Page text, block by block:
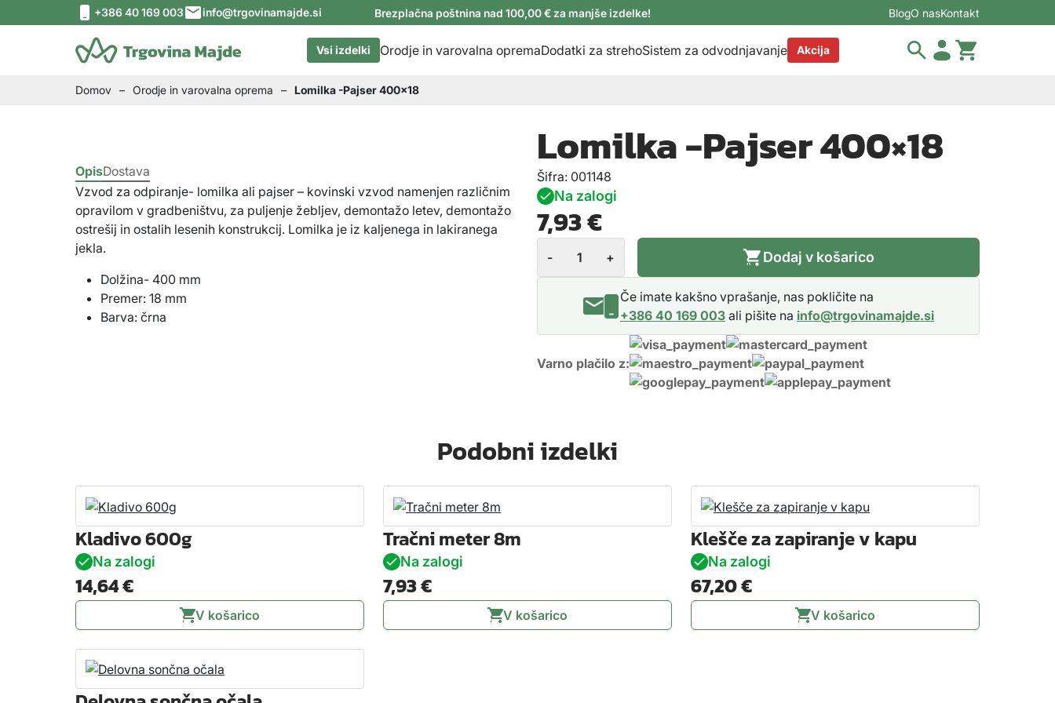
Skip to content +386 40 169 003 info@trgovinamajde.si Brezplačna poštnina nad 100,00 € za manjše izdelke! BlogO nasKontakt
Vsi izdelki Orodje in varovalna opremaDodatki za strehoSistem za odvodnjavanje Akcija
Domov – Orodje in varovalna oprema – Lomilka -Pajser 400×18
OpisDostava
Vzvod za odpiranje- lomilka ali pajser – kovinski vzvod namenjen različnim
opravilom v gradbeništvu, za puljenje žebljev, demontažo letev, demontažo
ostrešij in ostalih lesenih konstrukcij. Lomilka je iz kaljenega in lakiranega
jekla.
Dolžina- 400 mm
Premer: 18 mm
Barva: črna
Lomilka -Pajser 400×18
Šifra: 001148
Na zalogi
7,93 €
-
a
s
0
8
k
+ Dodaj v košarico
Če imate kakšno vprašanje, nas pokličite na
+386 40 169 003 ali pišite na info@trgovinamajde.si
Varno plačilo z:
Podobni izdelki
Kladivo 600g
Na zalogi
14,64€
V košarico
Tračni meter 8m
Na zalogi
7,93€
V košarico
Klešče za zapiranje v kapu
Na zalogi
67,20€
V košarico